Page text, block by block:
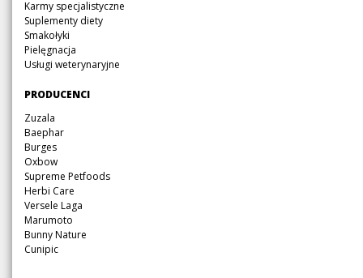
Karmy specjalistyczne
Suplementy diety
Smakołyki
Pielęgnacja
Usługi weterynaryjne
Pomiń
nawigację
PRODUCENCI
Pomiń
nawigację
Zuzala
Baephar
Burges
Oxbow
Supreme Petfoods
Herbi Care
Versele Laga
Marumoto
Bunny Nature
Cunipic